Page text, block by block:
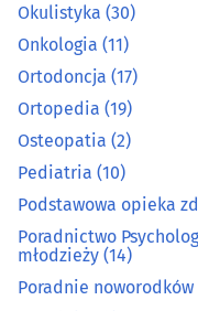
Medycyna pracy
Medyczna aparatura i
Medyczny i
Nefrologia(5)
Neurochirurgia (4)
Okulistyka (30)
Onkologia (11)
Ortodoncja (17)
Ortopedia (19)
Osteopatia (2)
Pediatria (10)
Podstawowa opieka
Poradnictwo
młodzieży (14)
Poradnie